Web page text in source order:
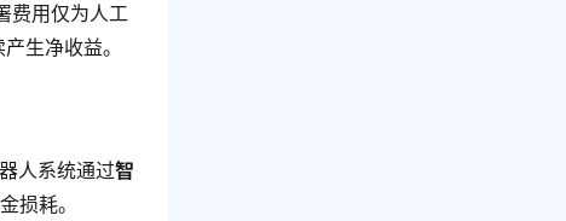
费用仅为人工
生净收益。
人系统通过智
损耗。